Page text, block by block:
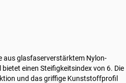
aus glasfaserverstärktem Nylon-
einen Steifigkeitsindex von 6. Die
und das griffige Kunststoffprofil